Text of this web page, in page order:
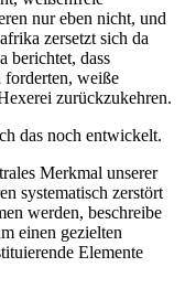
nur eben nicht, und
zersetzt sich da
berichtet, dass
weiße
zurückzukehren.
das noch entwickelt.
Merkmal unserer
systematisch zerstört
werden, beschreibe
einen gezielten
Elemente